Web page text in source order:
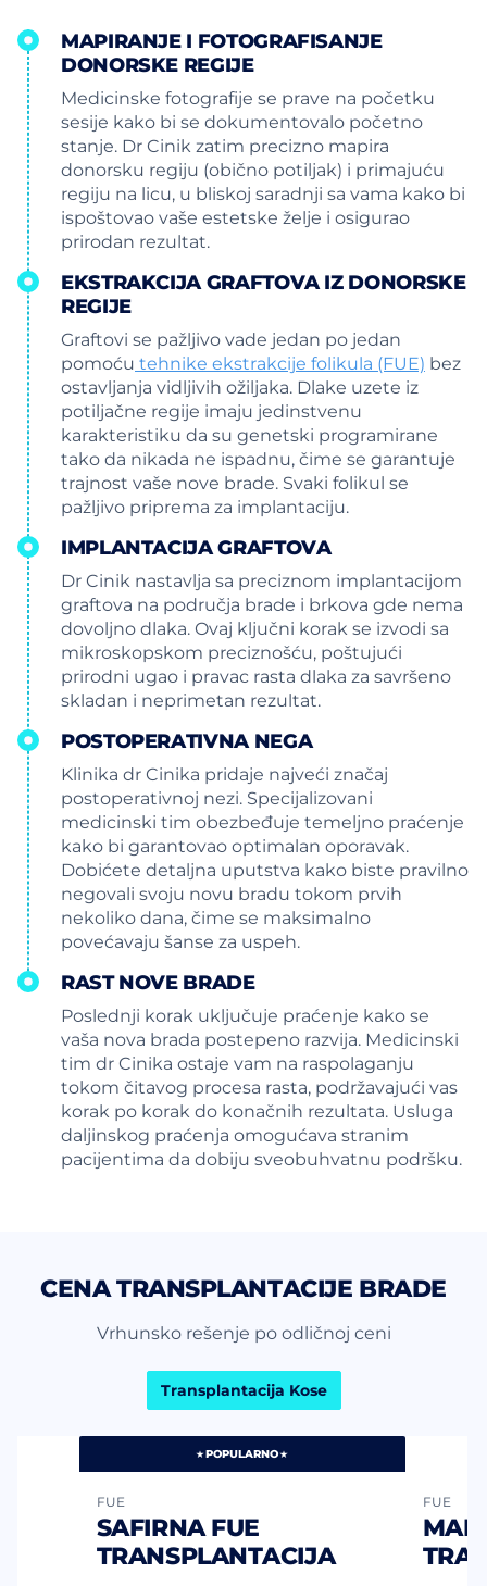
MAPIRANJE I FOTOGRAFISANJE
DONORSKE REGIJE
Medicinske fotografije se prave na početku
sesije kako bi se dokumentovalo početno
stanje. Dr Cinik zatim precizno mapira
donorsku regiju (obično potiljak) i primajuću
regiju na licu, u bliskoj saradnji sa vama kako bi
ispoštovao vaše estetske želje i osigurao
prirodan rezultat.
EKSTRAKCIJA GRAFTOVA IZ DONORSKE
REGIJE
Graftovi se pažljivo vade jedan po jedan
pomoću tehnike ekstrakcije folikula (FUE) bez
ostavljanja vidljivih ožiljaka. Dlake uzete iz
potiljačne regije imaju jedinstvenu
karakteristiku da su genetski programirane
tako da nikada ne ispadnu, čime se garantuje
trajnost vaše nove brade. Svaki folikul se
pažljivo priprema za implantaciju.
IMPLANTACIJA GRAFTOVA
Dr Cinik nastavlja sa preciznom implantacijom
graftova na područja brade i brkova gde nema
dovoljno dlaka. Ovaj ključni korak se izvodi sa
mikroskopskom preciznošću, poštujući
prirodni ugao i pravac rasta dlaka za savršeno
skladan i neprimetan rezultat.
POSTOPERATIVNA NEGA
Klinika dr Cinika pridaje najveći značaj
postoperativnoj nezi. Specijalizovani
medicinski tim obezbeđuje temeljno praćenje
kako bi garantovao optimalan oporavak.
Dobićete detaljna uputstva kako biste pravilno
negovali svoju novu bradu tokom prvih
nekoliko dana, čime se maksimalno
povećavaju šanse za uspeh.
RAST NOVE BRADE
Poslednji korak uključuje praćenje kako se
vaša nova brada postepeno razvija. Medicinski
tim dr Cinika ostaje vam na raspolaganju
tokom čitavog procesa rasta, podržavajući vas
korak po korak do konačnih rezultata. Usluga
daljinskog praćenja omogućava stranim
pacijentima da dobiju sveobuhvatnu podršku.
CENA TRANSPLANTACIJE BRADE
Vrhunsko rešenje po odličnoj ceni
Transplantacija Kose
POPULARNO
FUE
SAFIRNA FUE
TRANSPLANTACIJA
FUE